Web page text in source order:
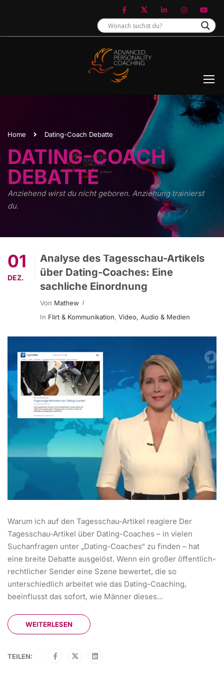
Home Dating-Coach Debatte
DATING-COACH
DEBATTE
Anziehend wirst du nicht geboren. Anziehung trainierst
du.
01
DEZ.
Analyse des Tagesschau-Artikels
über Dating-Coaches: Eine
sachliche Einordnung
Von Mathew
In Flirt & Kommunikation, Video, Audio & Medien
Warum ich auf den Tagesschau-Artikel reagiere Der
Tagesschau-Artikel über Dating-Coaches – in vielen
Suchanfragen unter „Dating-Coaches“ zu finden – hat
eine breite Debatte ausgelöst. Wenn ein großer öffentlich-
rechtlicher Sender eine Szene bewertet, die so
unterschiedlich arbeitet wie das Dating-Coaching,
beeinflusst das sofort, wie Männer dieses...
WEITERLESEN
TEILEN: